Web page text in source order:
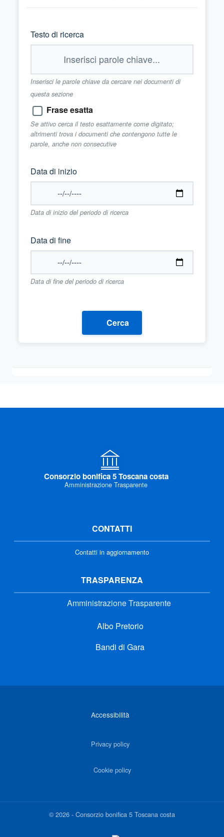
Testo di ricerca
Inserisci le parole chiave da cercare nei documenti di
questa sezione
Frase esatta
Se attivo cerca il testo esattamente come digitato;
altrimenti trova i documenti che contengono tutte le
parole, anche non consecutive
Data di inizio
Data di inizio del periodo di ricerca
Data di fine
Data di fine del periodo di ricerca
Cerca
Consorzio bonifica 5 Toscana costa
Amministrazione Trasparente
CONTATTI
Contatti in aggiornamento
TRASPARENZA
Amministrazione Trasparente
Albo Pretorio
Bandi di Gara
Accessibilità
Privacy policy
Cookie policy
©2026 - Consorzio bonifica 5 Toscana costa